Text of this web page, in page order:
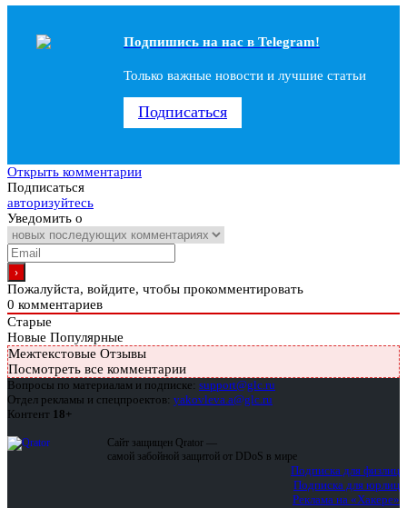
Подпишись на наc в Telegram!
Только важные новости и лучшие статьи
Подписаться
Открыть комментарии
Подписаться
авторизуйтесь
Уведомить о
Пожалуйста, войдите, чтобы прокомментировать
0 комментариев
Старые
Новые Популярные
Межтекстовые Отзывы
Посмотреть все комментарии
Вопросы по материалам и подписке: support@glc.ru
Отдел рекламы и спецпроектов: yakovleva.a@glc.ru
Контент 18+
Сайт защищен Qrator —
самой забойной защитой от DDoS в мире
Подписка для физлиц
Подписка для юрлиц
Реклама на «Хакере»